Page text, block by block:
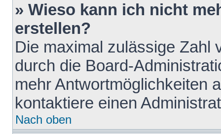
» Wieso kann ich nicht
erstellen?
Die maximal zulässige Zahl
durch die Board-
mehr Antwortmöglichkeiten
kontaktiere einen
Nach oben